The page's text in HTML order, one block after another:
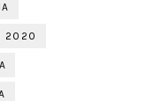
2020